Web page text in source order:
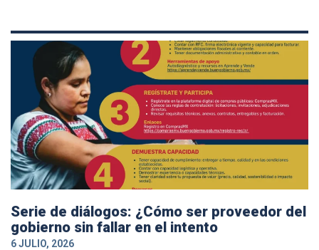
Serie de diálogos: ¿Cómo ser proveedor del
gobierno sin fallar en el intento
6 JULIO, 2026